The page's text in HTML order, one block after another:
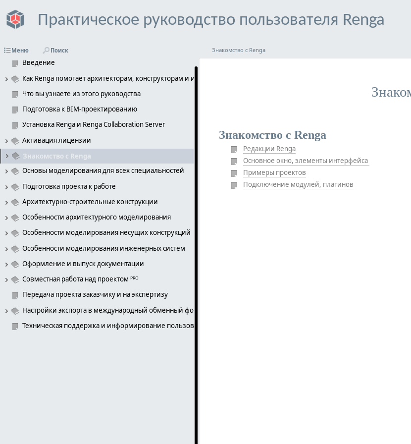
Практическое руководство пользователя Renga
Меню Поиск
Введение
Как Renga помогает архитекторам, конструкторам и инженерам
Что вы узнаете из этого руководства
Подготовка к BIM-проектированию
Установка Renga и Renga Collaboration Server
Активация лицензии
Знакомство с Renga
Основы моделирования для всех специальностей
Подготовка проекта к работе
Архитектурно-строительные конструкции
Особенности архитектурного моделирования
Особенности моделирования несущих конструкций
Особенности моделирования инженерных систем
Оформление и выпуск документации
Совместная работа над проектом ᴾᴿᴼ
Передача проекта заказчику и на экспертизу
Настройки экспорта в международный обменный формат IFC ᴾᴿᴼ
Техническая поддержка и информирование пользователей
Знакомство с Renga
Знакомство с Renga
Редакции Renga
Основное окно, элементы интерфейса
Примеры проектов
Подключение модулей, плагинов